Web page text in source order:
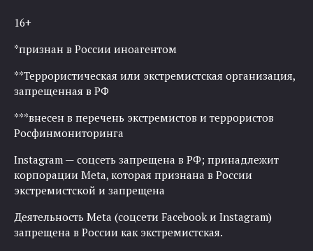
16+
*признан в России иноагентом
**Террористическая или экстремистская организация,
запрещенная в РФ
***внесен в перечень экстремистов и террористов
Росфинмониторинга
Instagram — соцсеть запрещена в РФ; принадлежит
корпорации Meta, которая признана в России
экстремистской и запрещена
Деятельность Meta (соцсети Facebook и Instagram)
запрещена в России как экстремистская.